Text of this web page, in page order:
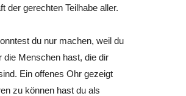
der gerech­ten Teilhabe aller.
du nur machen, weil du
die Menschen hast, die dir
Ein offenes Ohr gezeigt
zu können hast du als